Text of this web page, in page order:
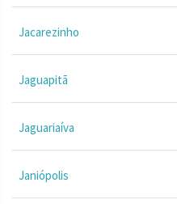
Jacarezinho
Jaguapitã
Jaguariaíva
Janiópolis